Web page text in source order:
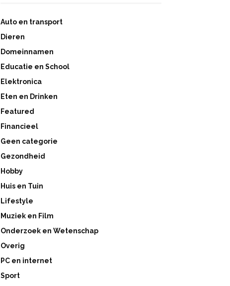
Auto en transport
Dieren
Domeinnamen
Educatie en School
Elektronica
Eten en Drinken
Featured
Financieel
Geen categorie
Gezondheid
Hobby
Huis en Tuin
Lifestyle
Muziek en Film
Onderzoek en Wetenschap
Overig
PC en internet
Sport